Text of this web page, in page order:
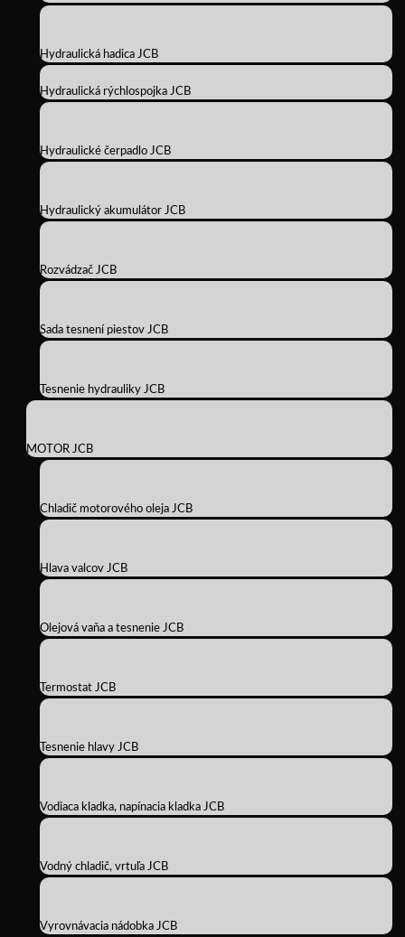
Hydraulická hadica JCB
Hydraulická rýchlospojka JCB
Hydraulické čerpadlo JCB
Hydraulický akumulátor JCB
Rozvádzač JCB
Sada tesnení piestov JCB
Tesnenie hydrauliky JCB
MOTOR JCB
Chladič motorového oleja JCB
Hlava valcov JCB
Olejová vaňa a tesnenie JCB
Termostat JCB
Tesnenie hlavy JCB
Vodiaca kladka, napínacia kladka JCB
Vodný chladič, vrtuľa JCB
Vyrovnávacia nádobka JCB